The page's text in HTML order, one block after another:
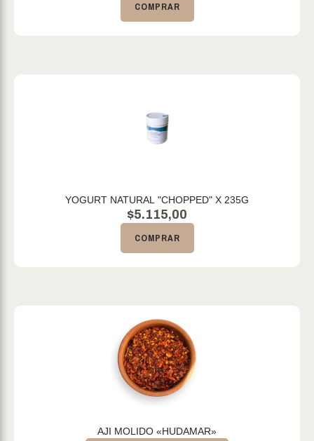
COMPRAR
YOGURT NATURAL "CHOPPED" X 235G
$5.115,00
COMPRAR
AJI MOLIDO «HUDAMAR»